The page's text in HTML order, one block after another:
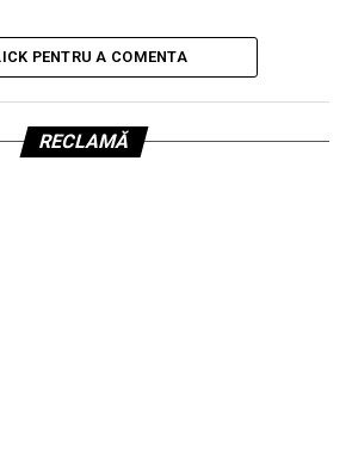
PENTRU A COMENTA
RECLAMĂ